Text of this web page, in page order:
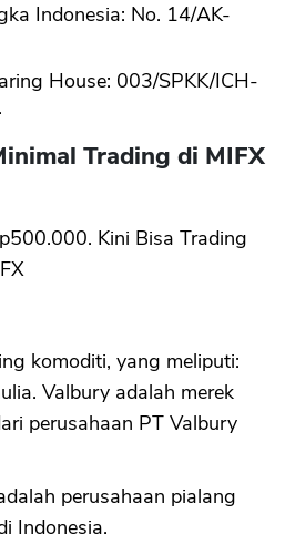
Indonesia: No. 14/AK-
House: 003/SPKK/ICH-
Trading di MIFX
Kini Bisa Trading
komoditi, yang meliputi:
Valbury adalah merek
perusahaan PT Valbury
perusahaan pialang
Indonesia.